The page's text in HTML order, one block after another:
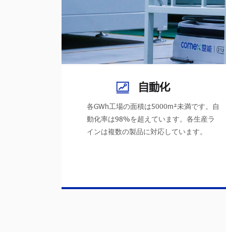
自動化
各GWh工場の面積は5000m²未満です。自
動化率は98%を超えています。各生産ラ
インは複数の製品に対応しています。